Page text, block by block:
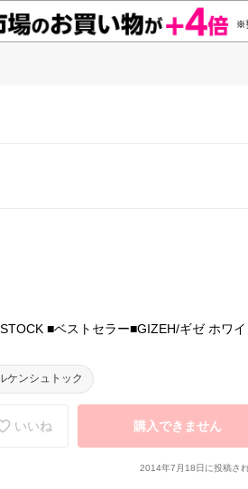
■ベストセラー■GIZEH/ギゼ ホワ
ケンシュトック
いいね 購入できません
2014年7月18日に投稿さ